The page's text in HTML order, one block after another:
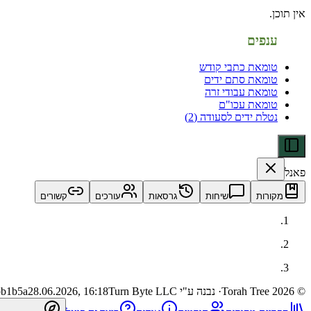
אין תוכן.
ענפים
טומאת כתבי קודש
טומאת סתם ידים
טומאת עבודי זרה
טומאת עכו"ם
נטלת ידים לסעודה (2)
פאנל
מקורות שיחות גרסאות עורכים קשורים
©
2026 · נבנה ע"י Turn Byte LLC
28.06.2026, 16:18